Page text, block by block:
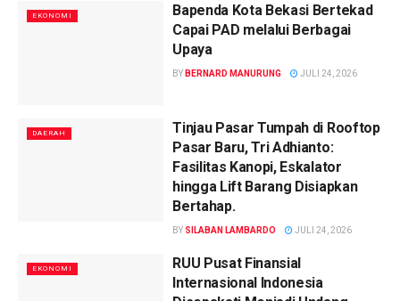
EKONOMI
Bapenda Kota Bekasi Bertekad
Capai PAD melalui Berbagai
Upaya
BY BERNARD MANURUNG JULI 24, 2026
DAERAH
Tinjau Pasar Tumpah di Rooftop
Pasar Baru, Tri Adhianto:
Fasilitas Kanopi, Eskalator
hingga Lift Barang Disiapkan
Bertahap.
BY SILABAN LAMBARDO JULI 24, 2026
EKONOMI
RUU Pusat Finansial
Internasional Indonesia